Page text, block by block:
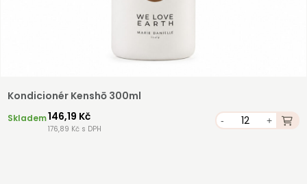
Kondicionér Kenshō 300ml
Skladem146,19 Kč
176,89 Kč s DPH
- +